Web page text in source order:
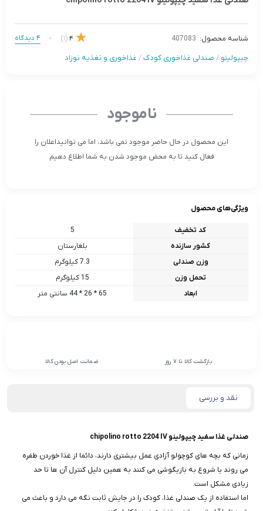
شناسه محصول: 407083
4
(1) 4 دیدگاه
چیپولینو / صندلی غذاخوری کودک/ غذاخوری و تغذیه نوزاد
ناموجود
این محصول در حال حاضر موجود نمی باشد، اما می توانیداعلان را
فعال کنید تا به محض موجود شدن به شما اطلاع دهیم
ویژگی‌های محصول
کد تخفیف
5
کشور سازنده
بلغارستان
وزن صندلی
7.3 کیلوگرم
تحمل وزن
15 کیلوگرم
ابعاد
65 * 26 * 44 سانتی متر
بازگشت کالا تا 7 روز ضمانت اصل بودن کالا
نقد و بررسی
صندلى غذا سفید چیپولینو chipolino rotto 2204 IV
زمانی که بچه های کوچولو آزادی عمل بیشتری دارند، دائما از غذا خوردن طفره
می روند یا شروع به بازیگوشی می کنند به همین دلیل کنترل آن ها تا حد
زیادی مشکل است.
اما استفاده از یک صندلی غذا، کودک را در جایش ثابت نگه می دارد و باعث می